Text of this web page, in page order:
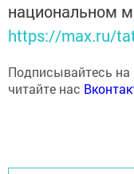
национальном
https://max.ru/
Подписывайтесь
читайте нас